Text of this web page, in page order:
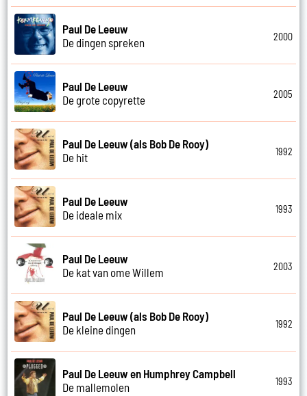
Paul De Leeuw
De dingen spreken
2000
Paul De Leeuw
De grote copyrette
2005
Paul De Leeuw (als Bob De Rooy)
De hit
1992
Paul De Leeuw
De ideale mix
1993
Paul De Leeuw
De kat van ome Willem
2003
Paul De Leeuw (als Bob De Rooy)
De kleine dingen
1992
Paul De Leeuw en Humphrey Campbell
De mallemolen
1993